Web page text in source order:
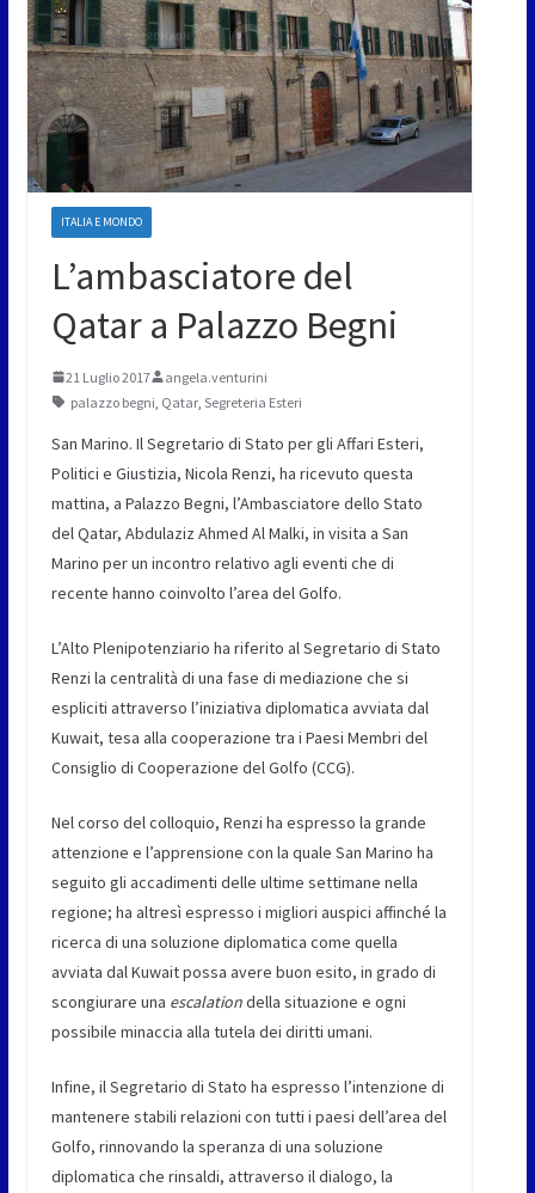
ITALIA E MONDO
L’ambasciatore del
Qatar a Palazzo Begni
21 Luglio 2017
angela.venturini
palazzo begni Qatar, Segreteria Esteri
San Marino. Il Segretario di Stato per gli Affari Esteri,
Politici e Giustizia, Nicola Renzi, ha ricevuto questa
mattina, a Palazzo Begni, l’Ambasciatore dello Stato
del Qatar, Abdulaziz Ahmed Al Malki, in visita a San
Marino per un incontro relativo agli eventi che di
recente hanno coinvolto l’area del Golfo.
L’Alto Plenipotenziario ha riferito al Segretario di Stato
Renzi la centralità di una fase di mediazione che si
espliciti attraverso l’iniziativa diplomatica avviata dal
Kuwait, tesa alla cooperazione tra i Paesi Membri del
Consiglio di Cooperazione del Golfo (CCG).
Nel corso del colloquio, Renzi ha espresso la grande
attenzione e l’apprensione con la quale San Marino ha
seguito gli accadimenti delle ultime settimane nella
regione; ha altresì espresso i migliori auspici affinché la
ricerca di una soluzione diplomatica come quella
avviata dal Kuwait possa avere buon esito, in grado di
scongiurare una escalationdella situazione e ogni
possibile minaccia alla tutela dei diritti umani.
Infine, il Segretario di Stato ha espresso l’intenzione di
mantenere stabili relazioni con tutti i paesi dell’area del
Golfo, rinnovando la speranza di una soluzione
diplomatica che rinsaldi, attraverso il dialogo, la